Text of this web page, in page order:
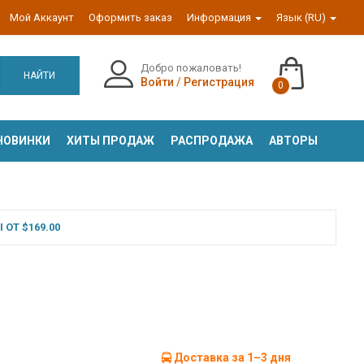
Мой Аккаунт Оформить заказ Информация Язык (RU)
НАЙТИ
Добро пожаловать!
Войти / Регистрация 0
ХИТЫ ПРОДАЖ РАСПРОДАЖА АВТОРЫ
$169.00
Доставка за 1–3 дня